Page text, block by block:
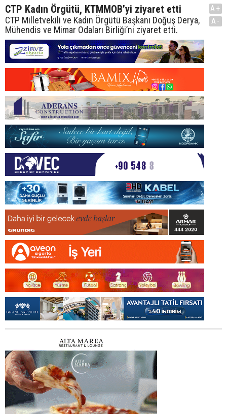
CTP Kadın Örgütü, KTMMOB’yi ziyaret etti
CTP Milletvekili ve Kadın Örgütü Başkanı Doğuş Derya,
Mühendis ve Mimar Odaları Birliği’ni ziyaret etti.
A+
A-